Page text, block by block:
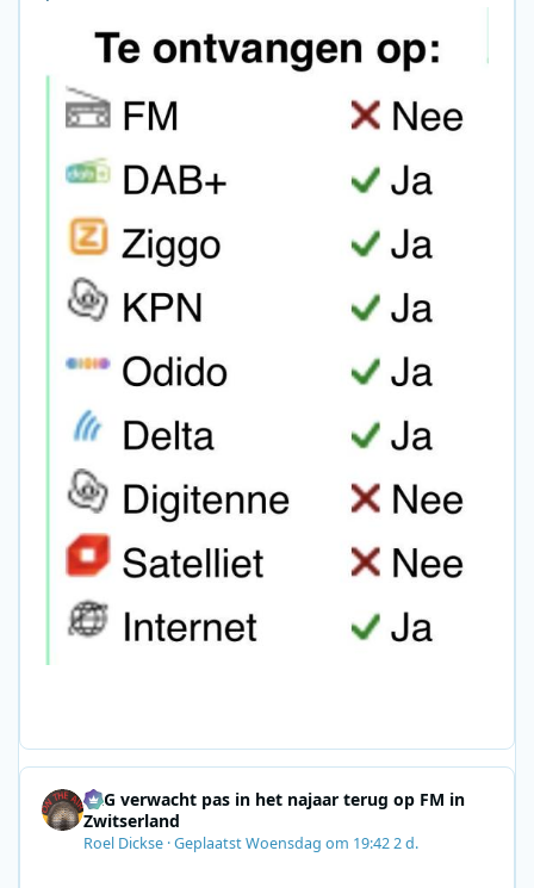
SRG verwacht pas in het najaar terug op FM in
Zwitserland
Roel Dickse ·GeplaatstWoensdag om 19:422 d.